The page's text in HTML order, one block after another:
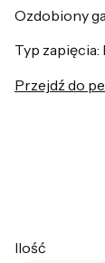
Ozdobiony
Typ zapięcia:
Przejdź do
Ilość